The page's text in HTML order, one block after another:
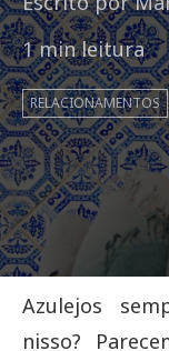
1 min leitura
RELACIONAMENTOS
Azulejos
nisso?